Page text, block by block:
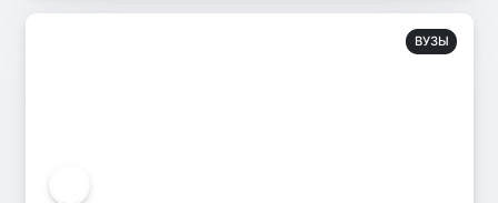
ВУЗЫ